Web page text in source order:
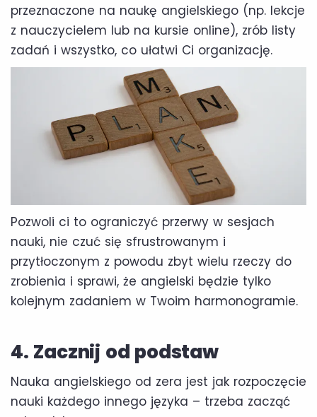
przeznaczone na naukę angielskiego (np. lekcje
z nauczycielem lub na kursie online), zrób listy
zadań i wszystko, co ułatwi Ci organizację.
Pozwoli ci to ograniczyć przerwy w sesjach
nauki, nie czuć się sfrustrowanym i
przytłoczonym z powodu zbyt wielu rzeczy do
zrobienia i sprawi, że angielski będzie tylko
kolejnym zadaniem w Twoim harmonogramie.
4. Zacznij od podstaw
Nauka angielskiego od zera jest jak rozpoczęcie
nauki każdego innego języka – trzeba zacząć